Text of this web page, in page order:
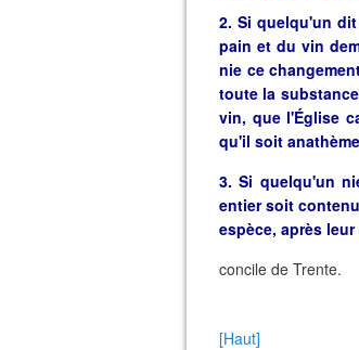
2. Si quelqu'un
pain et du vin
nie ce
toute la
vin, que l'Église
qu'il soit
3. Si quelqu'un
entier soit
espèce, après
concile de Trente.
[Haut]